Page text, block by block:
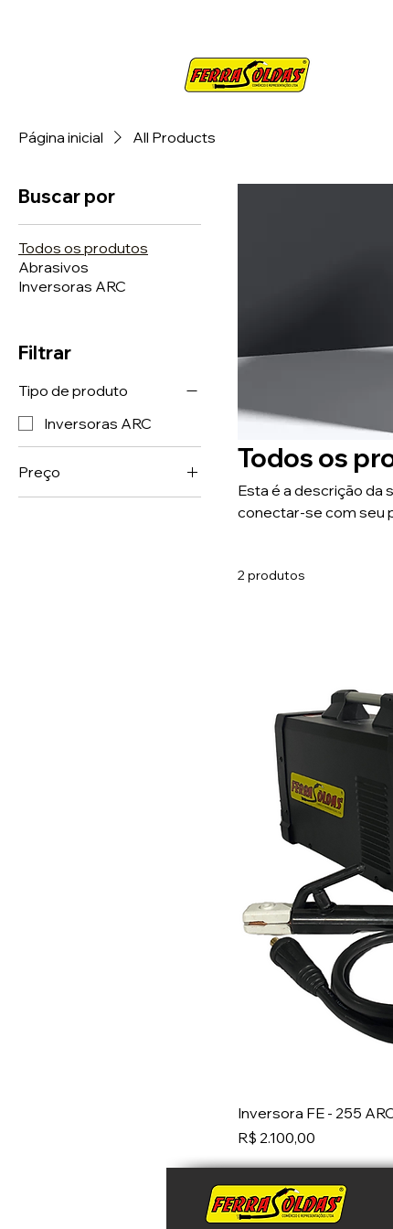
Página inicial All Products
Buscar por
Todos os produtos
Abrasivos
Inversoras ARC
Filtrar
Tipo de produto
Inversoras ARC
Preço Todos os
Esta é a descrição da
conectar-se com seu
2 produtos
Inversora FE - 255
Preço
R$ 2.100,00